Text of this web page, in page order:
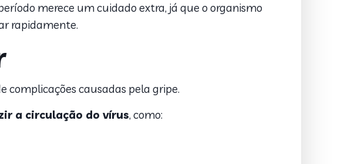
merece um cuidado extra, já que o organismo
rapidamente.
complicações causadas pela gripe.
a circulação do vírus, como: